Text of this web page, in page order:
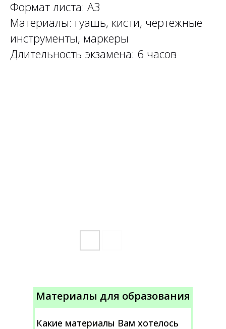
Формат листа: А3
Материалы: гуашь, кисти, чертежные
инструменты, маркеры
Длительность экзамена: 6 часов
Какие материалы Вам хотелось
Материалы для образования